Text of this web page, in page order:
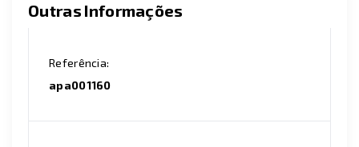
Outras Informações
Referência:
apa001160